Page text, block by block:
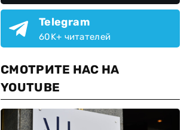
Telegram
60K+ читателей
СМОТРИТЕ НАС НА
YOUTUBE